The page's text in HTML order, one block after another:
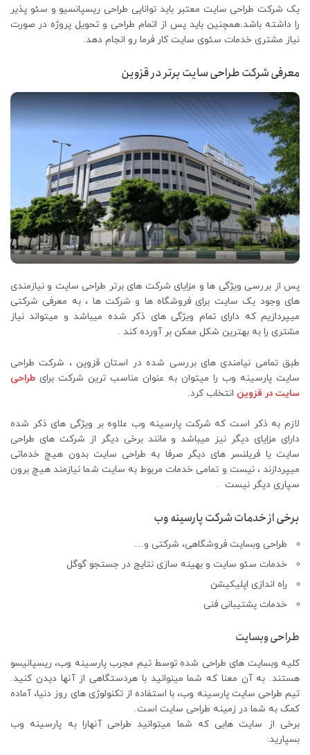
یک شرکت طراحی سایت معتبر باید توانایی طراحی ریسپانسیو و سئو پذیر
را داشته باشد.همچنین باید پس از اتمام طراحی و تحویل پروژه در صورت
نیاز مشتری خدمات سئوی سایت کار فرما رو انجام دهد.
معرفی شرکت طراحی سایت برتر در قزوین
پس از بررسی ویژگی ها و مزایای شرکت های برتر طراحی سایت و نیازمندی
های وجود یک سایت برای فروشگاه ها و شرکت ها ، به معرفی شرکتی
میپردازیم که دارای تمام ویژگی های ذکر شده میباشد و میتواند نیاز
مشتری را به بهترین شکل ممکن بر آورده کند .
طبق تمامی نیامندی های بررسی شده در استان قزوین ، شرکت طراحی
سایت پارسینه وب را میتوان به عنوان مناسب ترین شرکت برای طراحی
سایت در قزوین انتخاب کرد.
لازم به ذکر است که شرکت پارسینه وب علاوه بر ویژگی های ذکر شده
دارای مزایای دیگر نیز میباشد و مانند برخی دیگر از شرکت های طراحی
سایت یا فریلنسر های دیگر صرفا به طراحی سایت بدون هیچ خدماتی
میپردازند ، نیست و تمامی خدمات مربوط به سایت شما نیازمند هیچ برون
سپاری دیگر نیست .
برخی از خدمات شرکت پارسینه وب
طراحی وبسایت فروشگاهی، شرکتی و…
خدمات سئو سایت و بهینه سازی نتایج در جستجو گوگل
راه اندازی اپلیکیشن
خدمات پشتیبانی فنی
طراحی وبسایت
کلیه وبسایت های طراحی شده توسط تیم مجرب پارسینه وب، ریسپانیسو
هستند. به آن معنا که شما مینوانید با هردستگاهی از آنها دیدن کنید.
تیم طراحی سایت پارسینه وب، با استفاده از تکنولوژی های روز دنیا، آماده
کمک به شما در زمینه طراحی سایت است.
برخی از سایت هایی که شما میتوانید طراحی آنهارا به پارسینه وب
بسپارید: